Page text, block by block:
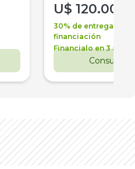
U$ 120.000
30% de entrega +
financiación
Financialo en 3 años
Consultar